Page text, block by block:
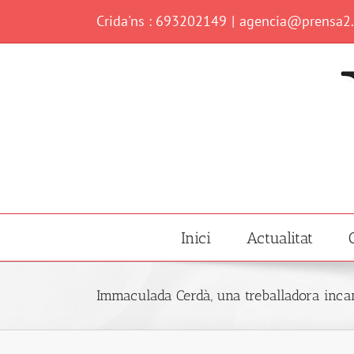
content
Crida'ns : 693202149 |
Inici Actualitat
Immaculada Cerdà, una treballadora